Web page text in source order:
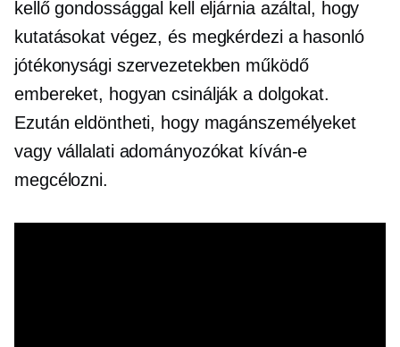
kellő gondossággal kell eljárnia azáltal, hogy
kutatásokat végez, és megkérdezi a hasonló
jótékonysági szervezetekben működő
embereket, hogyan csinálják a dolgokat.
Ezután eldöntheti, hogy magánszemélyeket
vagy vállalati adományozókat kíván-e
megcélozni.